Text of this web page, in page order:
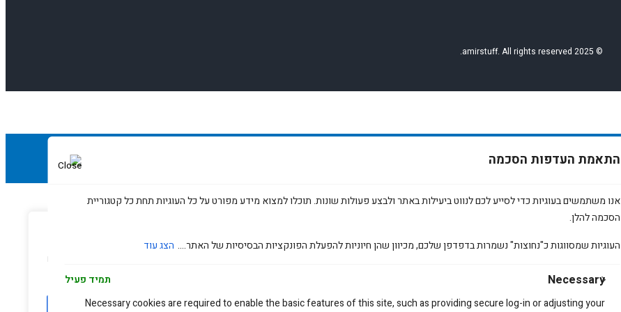
אנו משתמשים בעוגיות כדי לשפר את האתר, להציג תוכן מותאם ולנתח
התאמת העדפות הסכמה
אנו משתמשים בעוגיות כדי לסייע לכם לנווט ביעילות באתר ולבצע פעולות שונות. תוכלו למצוא מידע מפורט על כל העוגיות תחת כל קטגוריית
הסכמה להלן.
העוגיות שמסווגות כ"נחוצות" נשמרות בדפדפן שלכם, מכיוון שהן חיוניות להפעלת הפונקציות הבסיסיות של האתר.... הצג עוד
Necessary
תמיד פעיל
Necessary cookies are required to enable the basic features of this site, such as providing secure log-in or adjusting your
g
m
k
© 2025 amirstuff. All rights reserved.